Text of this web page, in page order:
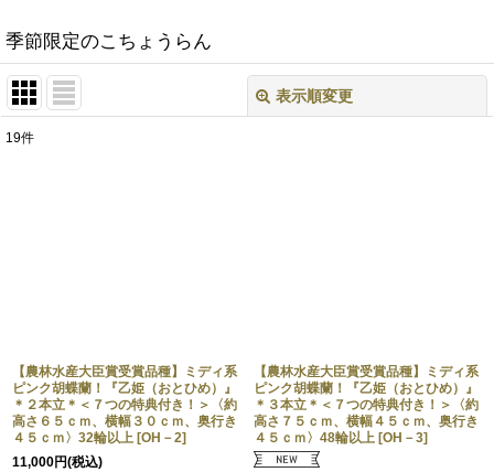
季節限定のこちょうらん
表示順変更
19件
【農林水産大臣賞受賞品種】ミディ系
ピンク胡蝶蘭！『乙姫（おとひめ）』
＊２本立＊＜７つの特典付き！＞〈約
高さ６５ｃｍ、横幅３０ｃｍ、奥行き
４５ｃｍ〉32輪以上 [OH－2]
11,000円(税込)
【農林水産大臣賞受賞品種】ミディ系
ピンク胡蝶蘭！『乙姫（おとひめ）』
＊３本立＊＜７つの特典付き！＞〈約
高さ７５ｃｍ、横幅４５ｃｍ、奥行き
４５ｃｍ〉48輪以上 [OH－3]